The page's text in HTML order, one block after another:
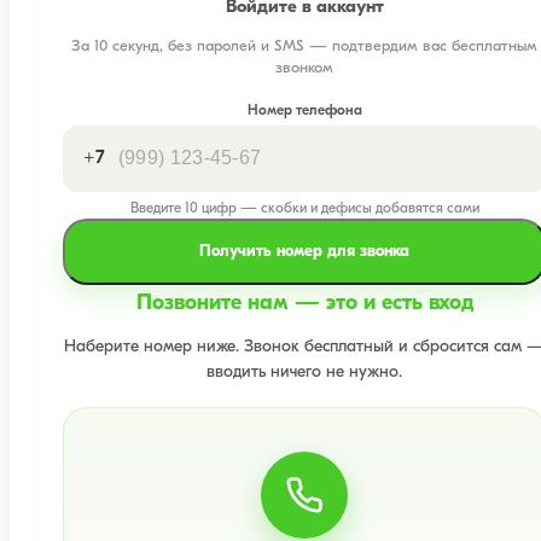
Войдите в аккаунт
За 10 секунд, без паролей и SMS — подтвердим вас бесплатным
звонком
Номер телефона
+7
Введите 10 цифр — скобки и дефисы добавятся сами
Получить номер для звонка
Позвоните нам — это и есть вход
Наберите номер ниже. Звонок бесплатный и сбросится сам
вводить ничего не нужно.